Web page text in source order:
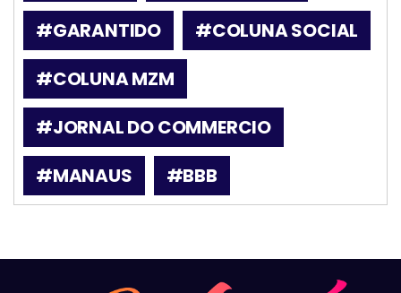
#GARANTIDO
#COLUNA SOCIAL
#COLUNA MZM
#JORNAL DO COMMERCIO
#MANAUS
#BBB